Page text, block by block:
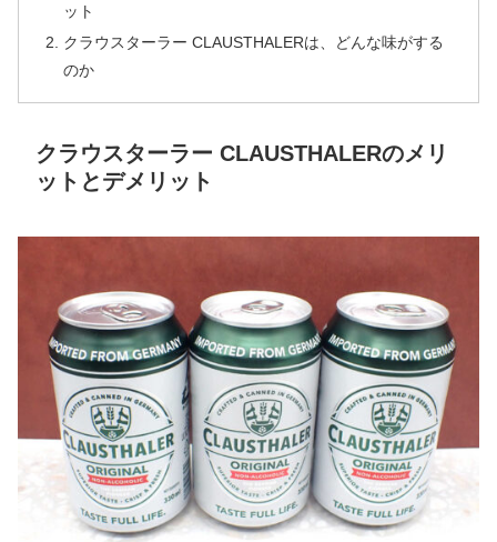
ット
クラウスターラー CLAUSTHALERは、どんな味がする
のか
クラウスターラー CLAUSTHALERのメリ
ットとデメリット